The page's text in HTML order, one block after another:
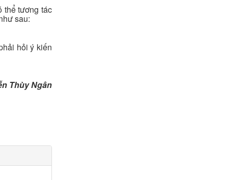
thể tương tác
sau:
hỏi ý kiến
Thùy Ngân